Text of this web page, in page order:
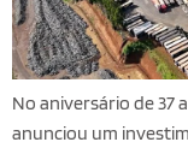
No aniversário de 37
anunciou um